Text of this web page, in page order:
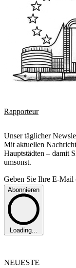
Rapporteur
Unser täglicher
Mit aktuellen
Hauptstädten – damit
umsonst.
Geben Sie Ihre E-Mail
Abonnieren
Loading...
NEUESTE